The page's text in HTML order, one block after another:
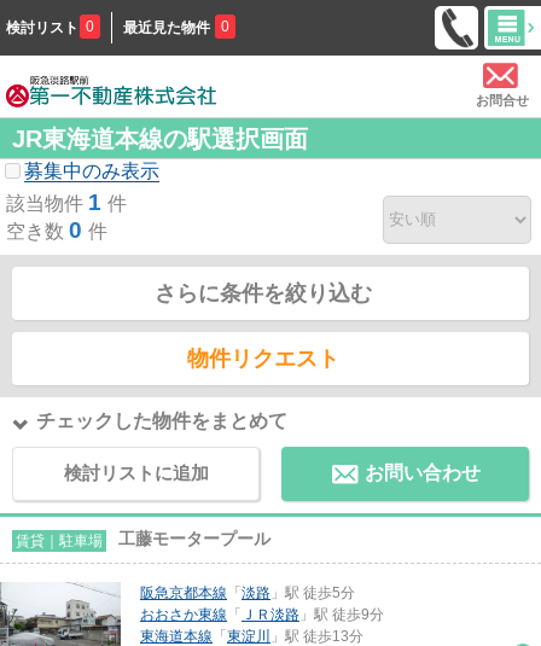
検討リスト 0 最近見た物件 0
お問合せ
JR東海道本線の駅選択画面
募集中のみ表示
該当物件 1 件
空き数 0 件
さらに条件を絞り込む
物件リクエスト
チェックした物件をまとめて
検討リストに追加 お問い合わせ
賃貸｜駐車場 工藤モータープール
阪急京都本線 「 淡路 」駅 徒歩5分
おおさか東線 「 ＪＲ淡路 」駅 徒歩9分
東海道本線 「 東淀川
」駅 徒歩13分